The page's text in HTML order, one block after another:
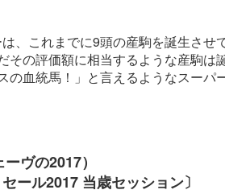
、これまでに9頭の産駒を誕生させ
の評価額に相当するような産駒は
血統馬！」と言えるようなスーパ
ヴの2017）
ール2017 当歳セッション〕